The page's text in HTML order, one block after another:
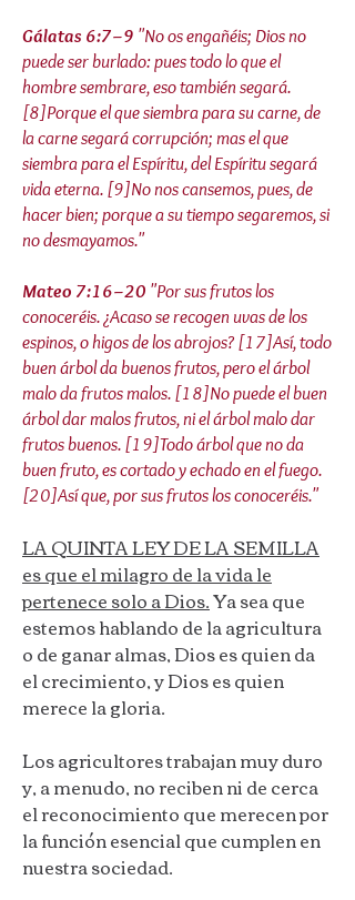
Gálatas 6:7–9 "No os engañéis; Dios no
puede ser burlado: pues todo lo que el
hombre sembrare, eso también segará.
[8]Porque el que siembra para su carne, de
la carne segará corrupción; mas el que
siembra para el Espíritu, del Espíritu segará
vida eterna. [9]No nos cansemos, pues, de
hacer bien; porque a su tiempo segaremos, si
no desmayamos."
Mateo 7:16–20 "Por sus frutos los
conoceréis. ¿Acaso se recogen uvas de los
espinos, o higos de los abrojos? [17]Así, todo
buen árbol da buenos frutos, pero el árbol
malo da frutos malos. [18]No puede el buen
árbol dar malos frutos, ni el árbol malo dar
frutos buenos. [19]Todo árbol que no da
buen fruto, es cortado y echado en el fuego.
[20]Así que, por sus frutos los conoceréis."
LA QUINTA LEY DE LA SEMILLA
es que el milagro de la vida le
pertenece solo a Dios.Ya sea que
estemos hablando de la agricultura
o de ganar almas, Dios es quien da
el crecimiento, y Dios es quien
merece la gloria.
Los agricultores trabajan muy duro
y, a menudo, no reciben ni de cerca
el reconocimiento que merecen por
la función esencial que cumplen en
nuestra sociedad.